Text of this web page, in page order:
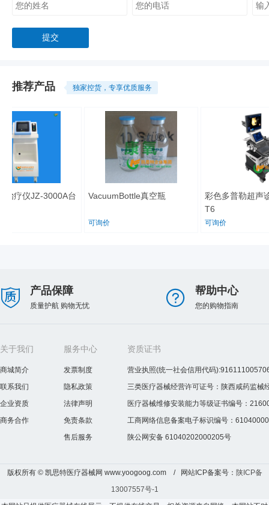
推荐产品 独家控货，专享优质服务
治疗仪JZ-3000A台 VacuumBottle真空瓶
可询价
彩色多普勒超声
T6
可询价
产品保障
质量护航 购物无忧
帮助中心
您的购物指南
关于我们
商城简介
联系我们
企业资质
商务合作
服务中心
发票制度
隐私政策
法律声明
免责条款
售后服务
资质证书
营业执照(统一社会信用代码
三类医疗器械经营许可证号：陕西咸药监械
医疗器械维修安装能力等级证书编号：
工商网络信息备案电子标识编号：
陕公网安备 61040202000205号
版权所有 © 凯思特医疗器械网 www.yoogoog.com / 网站ICP备案号： 陕ICP备
13007557号-1